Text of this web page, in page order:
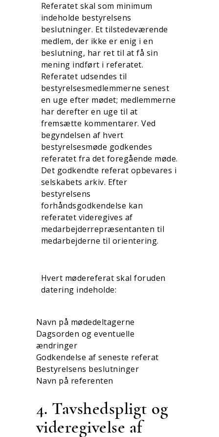
Referatet skal som minimum
indeholde bestyrelsens
beslutninger. Et tilstedeværende
medlem, der ikke er enig i en
beslutning, har ret til at få sin
mening indført i referatet.
Referatet udsendes til
bestyrelsesmedlemmerne senest
en uge efter mødet; medlemmerne
har derefter en uge til at
fremsætte kommentarer. Ved
begyndelsen af hvert
bestyrelsesmøde godkendes
referatet fra det foregående møde.
Det godkendte referat opbevares i
selskabets arkiv. Efter
bestyrelsens
forhåndsgodkendelse kan
referatet videregives af
medarbejderrepræsentanten til
medarbejderne til orientering.
Hvert mødereferat skal foruden
datering indeholde:
Navn på mødedeltagerne
Dagsorden og eventuelle
ændringer
Godkendelse af seneste referat
Bestyrelsens beslutninger
Navn på referenten
4. Tavshedspligt og
videregivelse af